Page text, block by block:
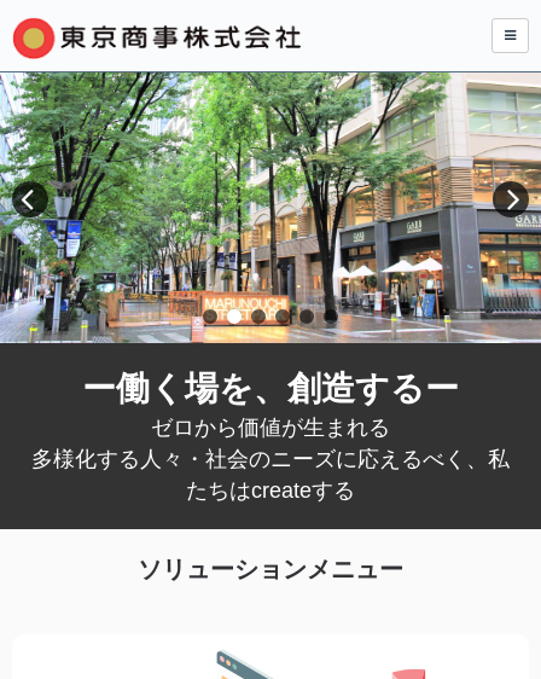
ー働く場を、創造するー
ゼロから価値が生まれる
多様化する人々・社会のニーズに応えるべく、私
たちはcreateする
ソリューションメニュー